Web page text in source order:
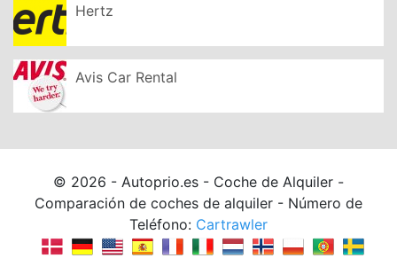
Hertz
Avis Car Rental
© 2026 - Autoprio.es - Coche de Alquiler -
Comparación de coches de alquiler - Número de
Teléfono: Cartrawler